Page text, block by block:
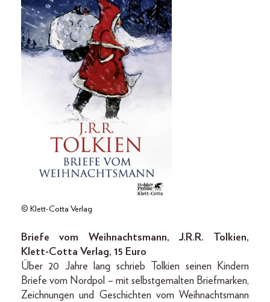
© Klett-Cotta Verlag
Briefe vom Weihnachtsmann, J.R.R. Tolkien,
Klett-Cotta Verlag, 15 Euro
Über 20 Jahre lang schrieb Tolkien seinen Kindern
Briefe vom Nordpol – mit selbstgemalten Briefmarken,
Zeichnungen und Geschichten vom Weihnachtsmann